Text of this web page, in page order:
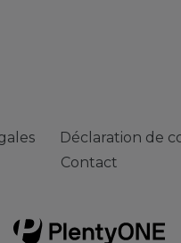
Déclaration de
Contact